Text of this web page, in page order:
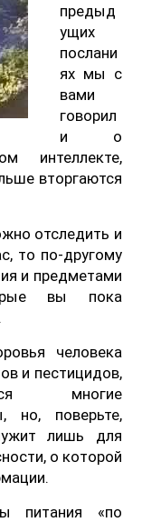
предыд
ущих
послани
ях мы с
вами
говорил
и о
интеллекте,
вторгаются
отследить и
то по-другому
и предметами
вы пока
человека
и пестицидов,
многие
но, поверьте,
лишь для
о которой
питания «по